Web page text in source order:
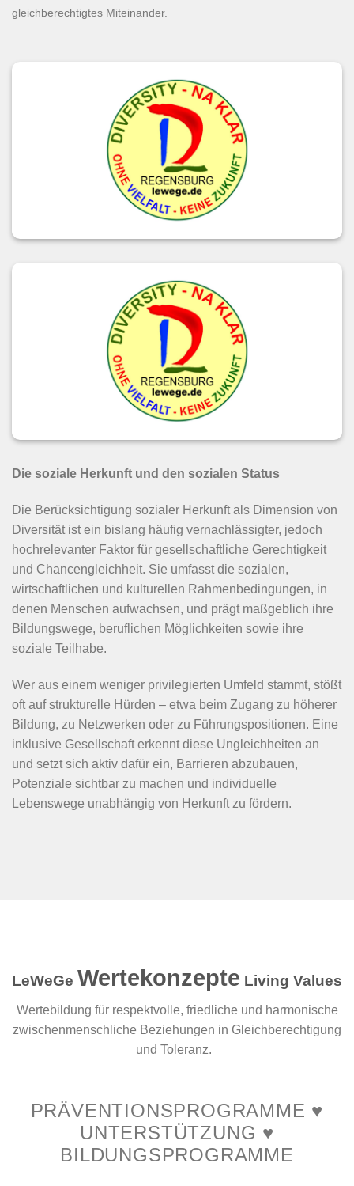
gleichberechtigtes Miteinander.
Die soziale Herkunft und den sozialen Status
Die Berücksichtigung sozialer Herkunft als Dimension von
Diversität ist ein bislang häufig vernachlässigter, jedoch
hochrelevanter Faktor für gesellschaftliche Gerechtigkeit
und Chancengleichheit. Sie umfasst die sozialen,
wirtschaftlichen und kulturellen Rahmenbedingungen, in
denen Menschen aufwachsen, und prägt maßgeblich ihre
Bildungswege, beruflichen Möglichkeiten sowie ihre
soziale Teilhabe.
Wer aus einem weniger privilegierten Umfeld stammt, stößt
oft auf strukturelle Hürden – etwa beim Zugang zu höherer
Bildung, zu Netzwerken oder zu Führungspositionen. Eine
inklusive Gesellschaft erkennt diese Ungleichheiten an
und setzt sich aktiv dafür ein, Barrieren abzubauen,
Potenziale sichtbar zu machen und individuelle
Lebenswege unabhängig von Herkunft zu fördern.
LeWeGe Wertekonzepte Living Values
Wertebildung für respektvolle, friedliche und harmonische
zwischenmenschliche Beziehungen in Gleichberechtigung
und Toleranz.
PRÄVENTIONSPROGRAMME ♥
UNTERSTÜTZUNG ♥
BILDUNGSPROGRAMME